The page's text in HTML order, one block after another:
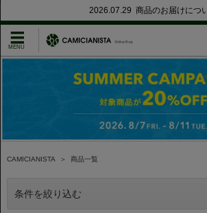
2026.07.29 商品のお届けにつ
CAMICIANISTA ＞ 商品一覧
条件を絞り込む